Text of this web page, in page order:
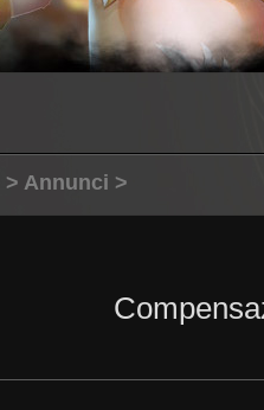
> Annunci >